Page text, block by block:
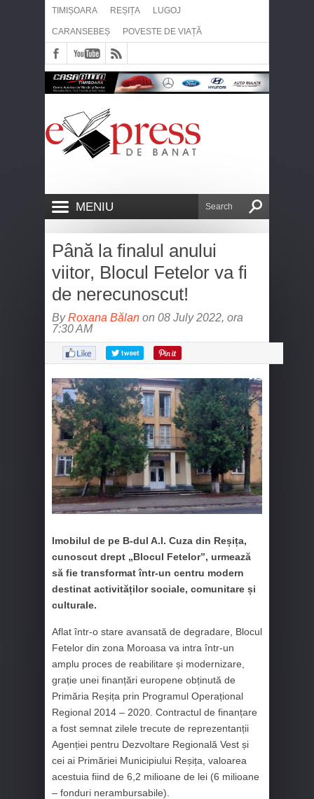
TIMIȘOARA REȘIȚA LUGOJ
CARANSEBEȘ POVESTE DE VIAȚĂ
MENIU
Până la finalul anului
viitor, Blocul Fetelor va fi
de nerecunoscut!
ByRoxana Bălan on 08 July 2022, ora
7:30 AM
Imobilul de pe B-dul A.I. Cuza din Reșița,
cunoscut drept „Blocul Fetelor”, urmează
să fie transformat într-un centru modern
destinat activităților sociale, comunitare și
culturale.
Aflat într-o stare avansată de degradare, Blocul
Fetelor din zona Moroasa va intra într-un
amplu proces de reabilitare și modernizare,
grație unei finanțări europene obținută de
Primăria Reșița prin Programul Operațional
Regional 2014 – 2020. Contractul de finanțare
a fost semnat zilele trecute de reprezentanții
Agenției pentru Dezvoltare Regională Vest și
cei ai Primăriei Municipiului Reșița, valoarea
acestuia fiind de 6,2 milioane de lei (6 milioane
– fonduri nerambursabile).